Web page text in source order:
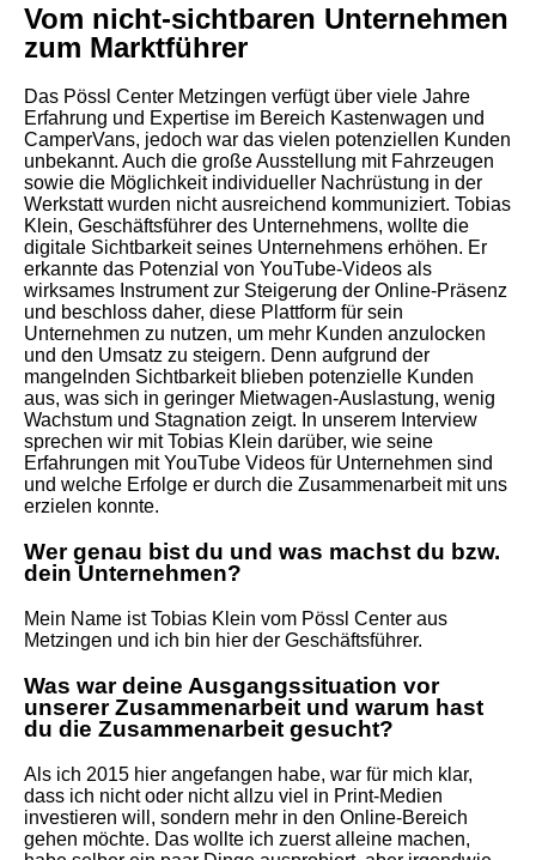
Vom nicht-sichtbaren Unternehmen
zum Marktführer
Das Pössl Center Metzingen verfügt über viele Jahre
Erfahrung und Expertise im Bereich Kastenwagen und
CamperVans, jedoch war das vielen potenziellen Kunden
unbekannt. Auch die große Ausstellung mit Fahrzeugen
sowie die Möglichkeit individueller Nachrüstung in der
Werkstatt wurden nicht ausreichend kommuniziert. Tobias
Klein, Geschäftsführer des Unternehmens, wollte die
digitale Sichtbarkeit seines Unternehmens erhöhen. Er
erkannte das Potenzial von YouTube-Videos als
wirksames Instrument zur Steigerung der Online-Präsenz
und beschloss daher, diese Plattform für sein
Unternehmen zu nutzen, um mehr Kunden anzulocken
und den Umsatz zu steigern. Denn aufgrund der
mangelnden Sichtbarkeit blieben potenzielle Kunden
aus, was sich in geringer Mietwagen-Auslastung, wenig
Wachstum und Stagnation zeigt. In unserem Interview
sprechen wir mit Tobias Klein darüber, wie seine
Erfahrungen mit YouTube Videos für Unternehmen sind
und welche Erfolge er durch die Zusammenarbeit mit uns
erzielen konnte.
Wer genau bist du und was machst du bzw.
dein Unternehmen?
Mein Name ist Tobias Klein vom Pössl Center aus
Metzingen und ich bin hier der Geschäftsführer.
Was war deine Ausgangssituation vor
unserer Zusammenarbeit und warum hast
du die Zusammenarbeit gesucht?
Als ich 2015 hier angefangen habe, war für mich klar,
dass ich nicht oder nicht allzu viel in Print-Medien
investieren will, sondern mehr in den Online-Bereich
gehen möchte. Das wollte ich zuerst alleine machen,